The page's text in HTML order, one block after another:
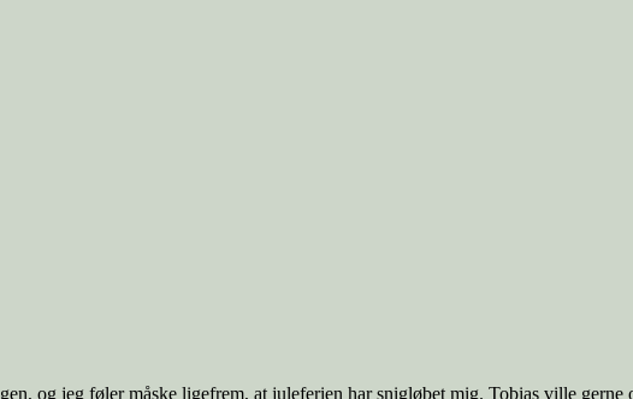
og jeg føler måske ligefrem, at juleferien har snigløbet mig. Tobias ville